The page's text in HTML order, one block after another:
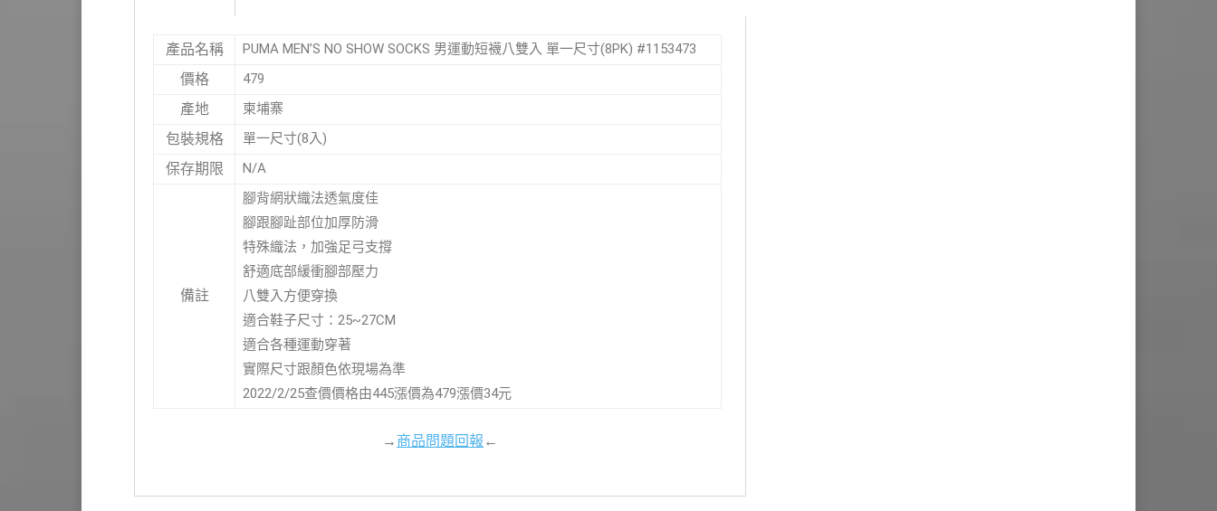
產品名稱 PUMA MEN’S NO SHOW SOCKS 男運動短襪八雙入 單一尺寸(8PK) #1153473
價格 479
產地 柬埔寨
包裝規格 單一尺寸(8入)
保存期限 N/A
備註
腳背網狀織法透氣度佳
腳跟腳趾部位加厚防滑
特殊織法，加強足弓支撐
舒適底部緩衝腳部壓力
八雙入方便穿換
適合鞋子尺寸：25~27CM
適合各種運動穿著
實際尺寸跟顏色依現場為準
2022/2/25查價價格由445漲價為479漲價34元
→商品問題回報←